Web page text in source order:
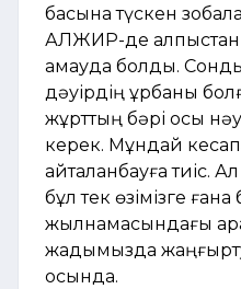
басына түскен
АЛЖИР-де алпыстан
қамауда болды.
дәуірдің құрбаны
жұрттың бәрі осы
керек. Мұндай
қайталанбауға тиіс.
бұл тек өзімізге
жылнамасындағы
жадымызда
осында.